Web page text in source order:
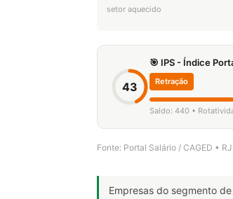
setor aquecido
43
🎯 IPS - Índice
Retração
Saldo: 440 •
Fonte: Portal Salário / CAGED •
Empresas do segmento de